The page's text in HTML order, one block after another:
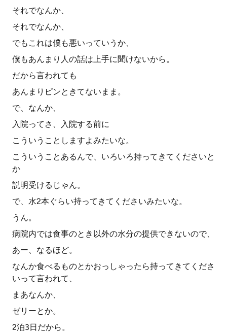
それでなんか、
それでなんか、
でもこれは僕も悪いっていうか、
僕もあんまり人の話は上手に聞けないから。
だから言われても
あんまりピンときてないまま。
で、なんか、
入院ってさ、入院する前に
こういうことしますよみたいな。
こういうことあるんで、いろいろ持ってきてくださいと
か
説明受けるじゃん。
で、水2本ぐらい持ってきてくださいみたいな。
うん。
病院内では食事のとき以外の水分の提供できないので、
あー、なるほど。
なんか食べるものとかおっしゃったら持ってきてくださ
いって言われて、
まあなんか、
ゼリーとか。
2泊3日だから。